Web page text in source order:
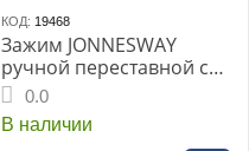
КОД: 19468
Зажим JONNESWAY
ручной переставной с
увеличенным трубным
захватом, 300 мм, 0-93
мм
0.0
В наличии